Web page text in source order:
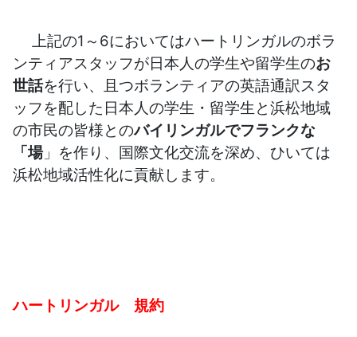
上記の1～6においてはハートリンガルのボラ
ンティアスタッフが日本人の学生や留学生のお
世話を行い、且つボランティアの英語通訳スタ
ッフを配した日本人の学生・留学生と浜松地域
の市民の皆様とのバイリンガルでフランクな
「場」を作り、国際文化交流を深め、ひいては
浜松地域活性化に貢献します。
ハートリンガル 規約